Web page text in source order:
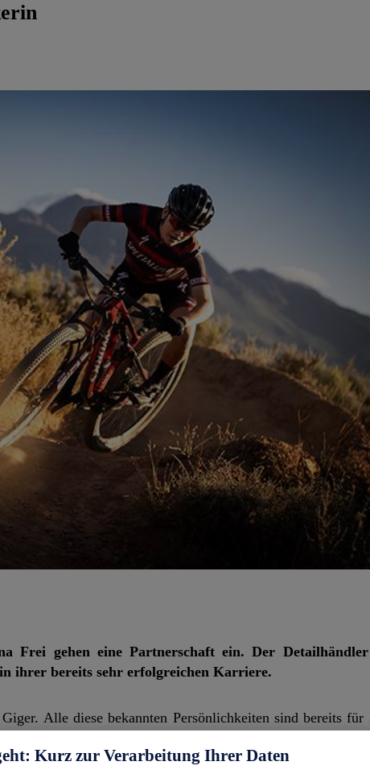
Frei gehen eine Partnerschaft ein. Der
ihrer bereits sehr erfolgreichen Karriere.
Alle diese bekannten Persönlichkeiten sind bereits
die Zürcher Profi-Mountainbikerin Sina Frei. Ab sofort ist
unterwegs und wird von Lidl Schweiz im
Kurz zur Verarbeitung Ihrer Daten